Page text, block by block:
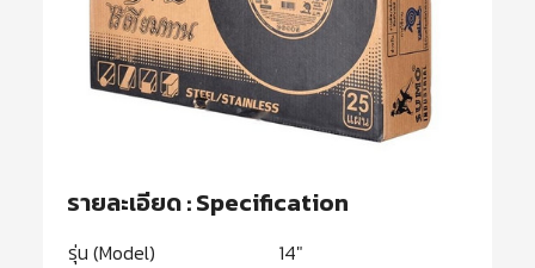
รายละเอียด : Specification
รุ่น (Model)
14″